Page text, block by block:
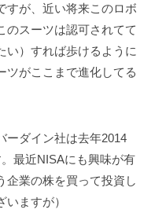
すが、近い将来このロボ
のスーツは認可されてて
い）すれば歩けるように
ツがここまで進化してる
ーダイン社は去年2014
最近NISAにも興味が有
企業の株を買って投資し
ますが）